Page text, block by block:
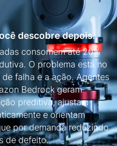
descobre depois.
consomem até 20%
O problema está no
falha e a ação. Agentes
Bedrock geram
preditiva, ajustam
e orientam
por demanda reduzindo
de defeito.